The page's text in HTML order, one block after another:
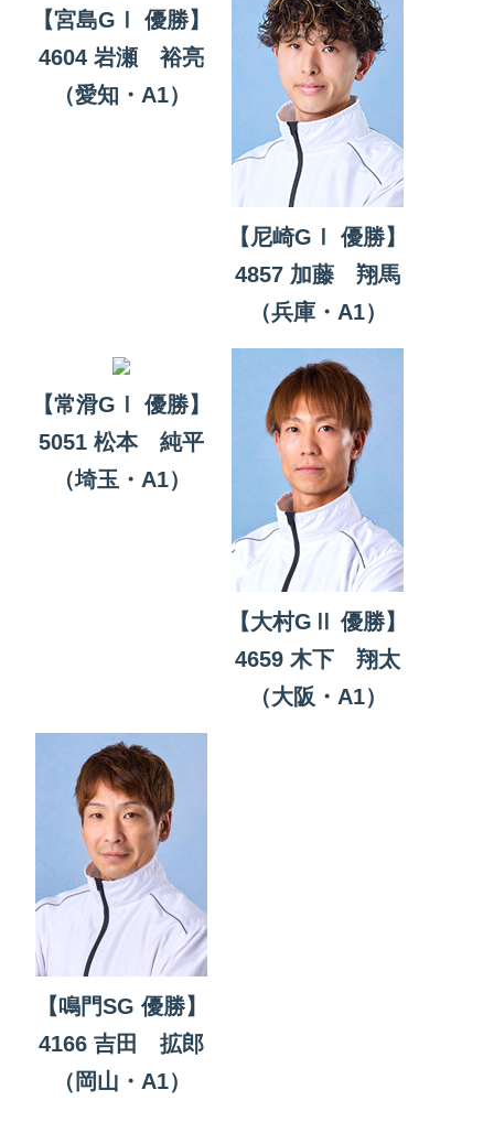
【宮島GⅠ 優勝】
4604 岩瀬 裕亮
（愛知・A1）
【尼崎GⅠ 優勝】
4857 加藤 翔馬
（兵庫・A1）
【常滑GⅠ 優勝】
5051 松本 純平
（埼玉・A1）
【大村GⅡ 優勝】
4659 木下 翔太
（大阪・A1）
【鳴門SG 優勝】
4166 吉田 拡郎
（岡山・A1）